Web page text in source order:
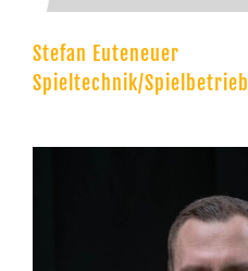
Stefan Euteneuer
Spieltechnik/Spielbetrieb